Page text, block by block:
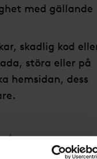
med gällande
skadlig kod
störa eller på
hemsidan, dess